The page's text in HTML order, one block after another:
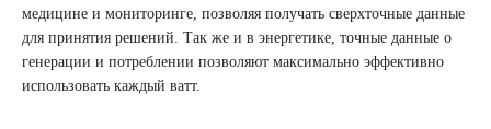
медицине и мониторинге, позволяя получать сверхточные данные
для принятия решений. Так же и в энергетике, точные данные о
генерации и потреблении позволяют максимально эффективно
использовать каждый ватт.